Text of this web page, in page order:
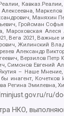
Маркелов
Маняхин
Гройсман
Мароховская
Вега 2021,
Жилинский
Александр
Верзилов
Симонов Евгений
– Наше
инагент, Кочетков
Регина Эмилевна,
ru/
НКО,